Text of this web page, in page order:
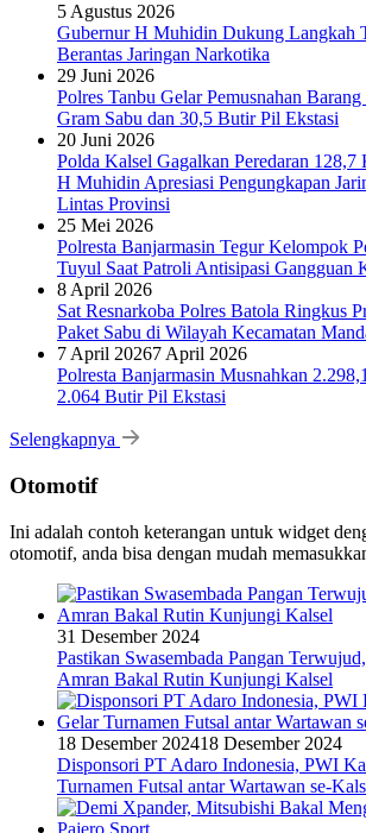
5 Agustus 2026
Gubernur H Muhidin Dukung Langkah
Berantas Jaringan Narkotika
29 Juni 2026
Polres Tanbu Gelar Pemusnahan
Gram Sabu dan 30,5 Butir Pil Ekstasi
20 Juni 2026
Polda Kalsel Gagalkan Peredaran 128,7
H Muhidin Apresiasi Pengungkapan
Lintas Provinsi
25 Mei 2026
Polresta Banjarmasin Tegur Kelompok
Tuyul Saat Patroli Antisipasi Gangguan
8 April 2026
Sat Resnarkoba Polres Batola Ringkus
Paket Sabu di Wilayah Kecamatan
7 April 20267 April 2026
Polresta Banjarmasin Musnahkan
2.064 Butir Pil Ekstasi
Selengkapnya
Otomotif
Ini adalah contoh keterangan untuk widget
otomotif, anda bisa dengan mudah
31 Desember 2024
Pastikan Swasembada Pangan
Amran Bakal Rutin Kunjungi Kalsel
18 Desember 202418 Desember 2024
Disponsori PT Adaro Indonesia, PWI
Turnamen Futsal antar Wartawan se-